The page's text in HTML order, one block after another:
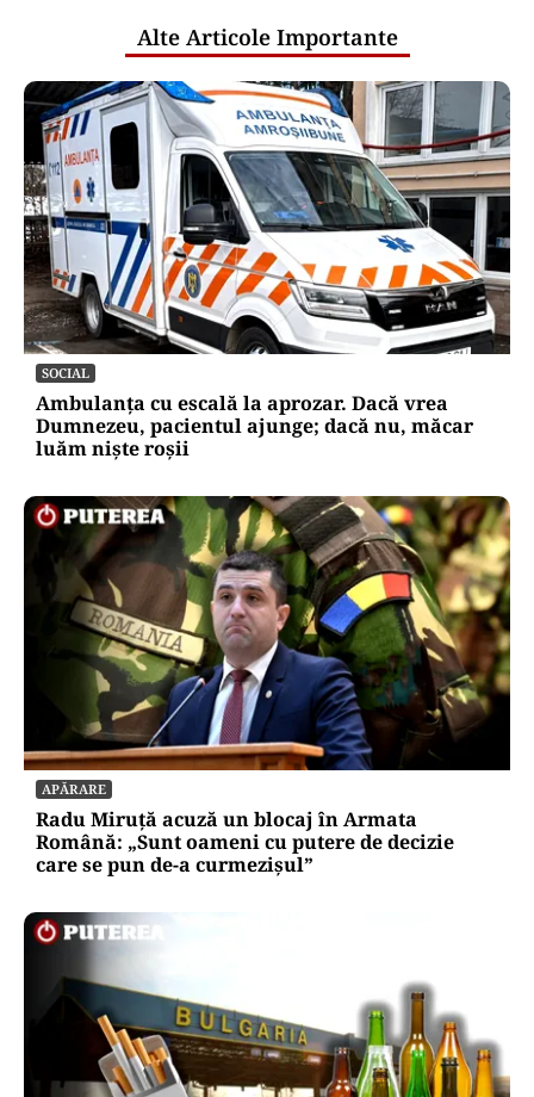
Alte Articole Importante
SOCIAL
Ambulanța cu escală la aprozar. Dacă vrea
Dumnezeu, pacientul ajunge; dacă nu, măcar
luăm niște roșii
APĂRARE
Radu Miruță acuză un blocaj în Armata
Română: „Sunt oameni cu putere de decizie
care se pun de-a curmezișul”